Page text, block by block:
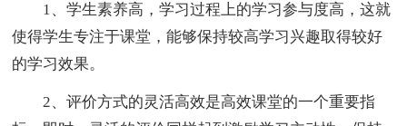
1、学生素养高，学习过程上的学习参与度高，这就
使得学生专注于课堂，能够保持较高学习兴趣取得较好
的学习效果。
2、评价方式的灵活高效是高效课堂的一个重要指